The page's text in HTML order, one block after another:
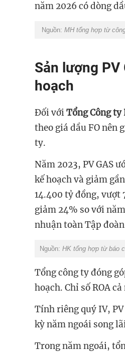
năm 2026 có dòng
Nguồn: MH tổng hợp từ
Sản lượng
hoạch
Đối vớiTổng Công ty
theo giá dầu FO nên
ty.
Năm 2023, PV GAS
kế hoạch và giảm
14.400 tỷ đồng, vượt
giảm 24% so với
nhuận toàn Tập
Nguồn: HK tổng hợp từ báo
Tổng công ty đóng
hoạch. Chỉ số ROA
Tính riêng quý IV,
kỳ năm ngoái song
Trong năm ngoái,